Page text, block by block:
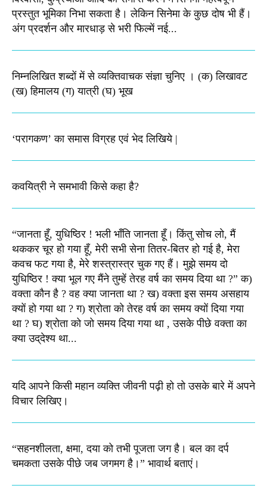
प्रस्तुत भूमिका निभा सकता है। लेकिन सिनेमा के कुछ दोष भी हैं।
अंग प्रदर्शन और मारधाड़ से भरी फिल्में नई...
निम्नलिखित शब्दों में से व्यक्तिवाचक संज्ञा चुनिए । (क) लिखावट
(ख) हिमालय (ग) यात्री (घ) भूख​
‘परागकण’ का समास विग्रह एवं भेद लिखिये |
कवयित्री ने समभावी किसे कहा है?
“जानता हूँ, युधिष्ठिर ! भली भाँति जानता हूँ। किंतु सोच लो, मैं
थककर चूर हो गया हूँ, मेरी सभी सेना तितर-बितर हो गई है, मेरा
कवच फट गया है, मेरे शस्‍त्रास्‍त्र चुक गए हैं। मुझे समय दो
युधिष्‍ठिर ! क्‍या भूल गए मैंने तुम्‍हें तेरह वर्ष का समय दिया था ?” क)
वक्‍ता कौन है ? वह क्‍या जानता था ? ख) वक्‍ता इस समय असहाय
क्यों हो गया था ? ग) श्रोता को तेरह वर्ष का समय क्‍यों दिया गया
था ? घ) श्रोता को जो समय दिया गया था , उसके पीछे वक्‍ता का
क्‍या उद्‌देश्‍य था...
यदि आपने किसी महान व्यक्ति जीवनी पढ़ी हो तो उसके बारे में अपने
विचार लिखिए।
“सहनशीलता, क्षमा, दया को तभी पूजता जग है। बल का दर्प
चमकता उसके पीछे जब जगमग है।”​ भावार्थ बताएं।